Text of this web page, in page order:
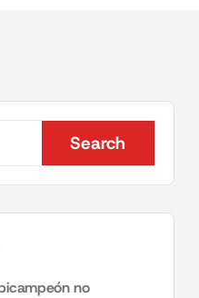
Search
Search
no